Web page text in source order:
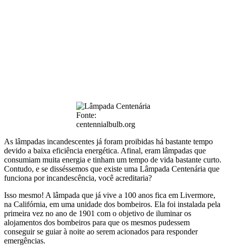
Fonte:
centennialbulb.org
As lâmpadas incandescentes já foram proibidas há bastante tempo
devido a baixa eficiência energética. Afinal, eram lâmpadas que
consumiam muita energia e tinham um tempo de vida bastante curto.
Contudo, e se disséssemos que existe uma Lâmpada Centenária que
funciona por incandescência, você acreditaria?
Isso mesmo! A lâmpada que já vive a 100 anos fica em Livermore,
na Califórnia, em uma unidade dos bombeiros. Ela foi instalada pela
primeira vez no ano de 1901 com o objetivo de iluminar os
alojamentos dos bombeiros para que os mesmos pudessem
conseguir se guiar à noite ao serem acionados para responder
emergências.